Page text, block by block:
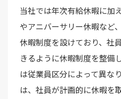
当社では年次有給休暇に加
やアニバーサリー休暇など
休暇制度を設けており、社
きるように休暇制度を整備
は従業員区分によって異な
は、社員が計画的に休暇を